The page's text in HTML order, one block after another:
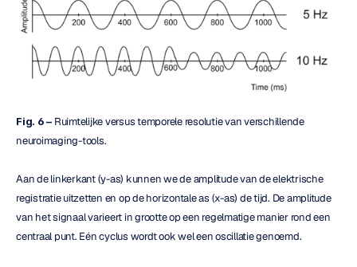
Fig. 6 – Ruimtelijke versus temporele resolutie van verschillende
neuroimaging-tools.
Aan de linkerkant (y-as) kunnen we de amplitude van de elektrische
registratie uitzetten en op de horizontale as (x-as) de tijd. De amplitude
van het signaal varieert in grootte op een regelmatige manier rond een
centraal punt. Eén cyclus wordt ook wel een oscillatie genoemd.